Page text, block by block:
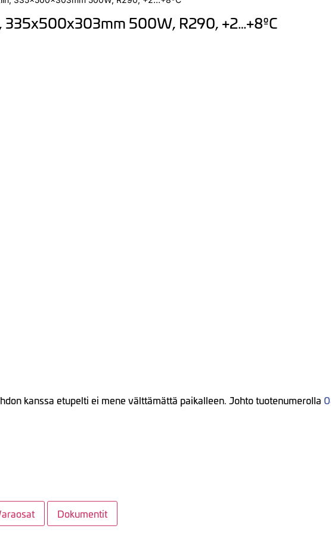
335x500x303mm 500W, R290, +2…+8ºC
kanssa etupelti ei mene välttämättä paikalleen. Johto tuotenumerolla
Dokumentit